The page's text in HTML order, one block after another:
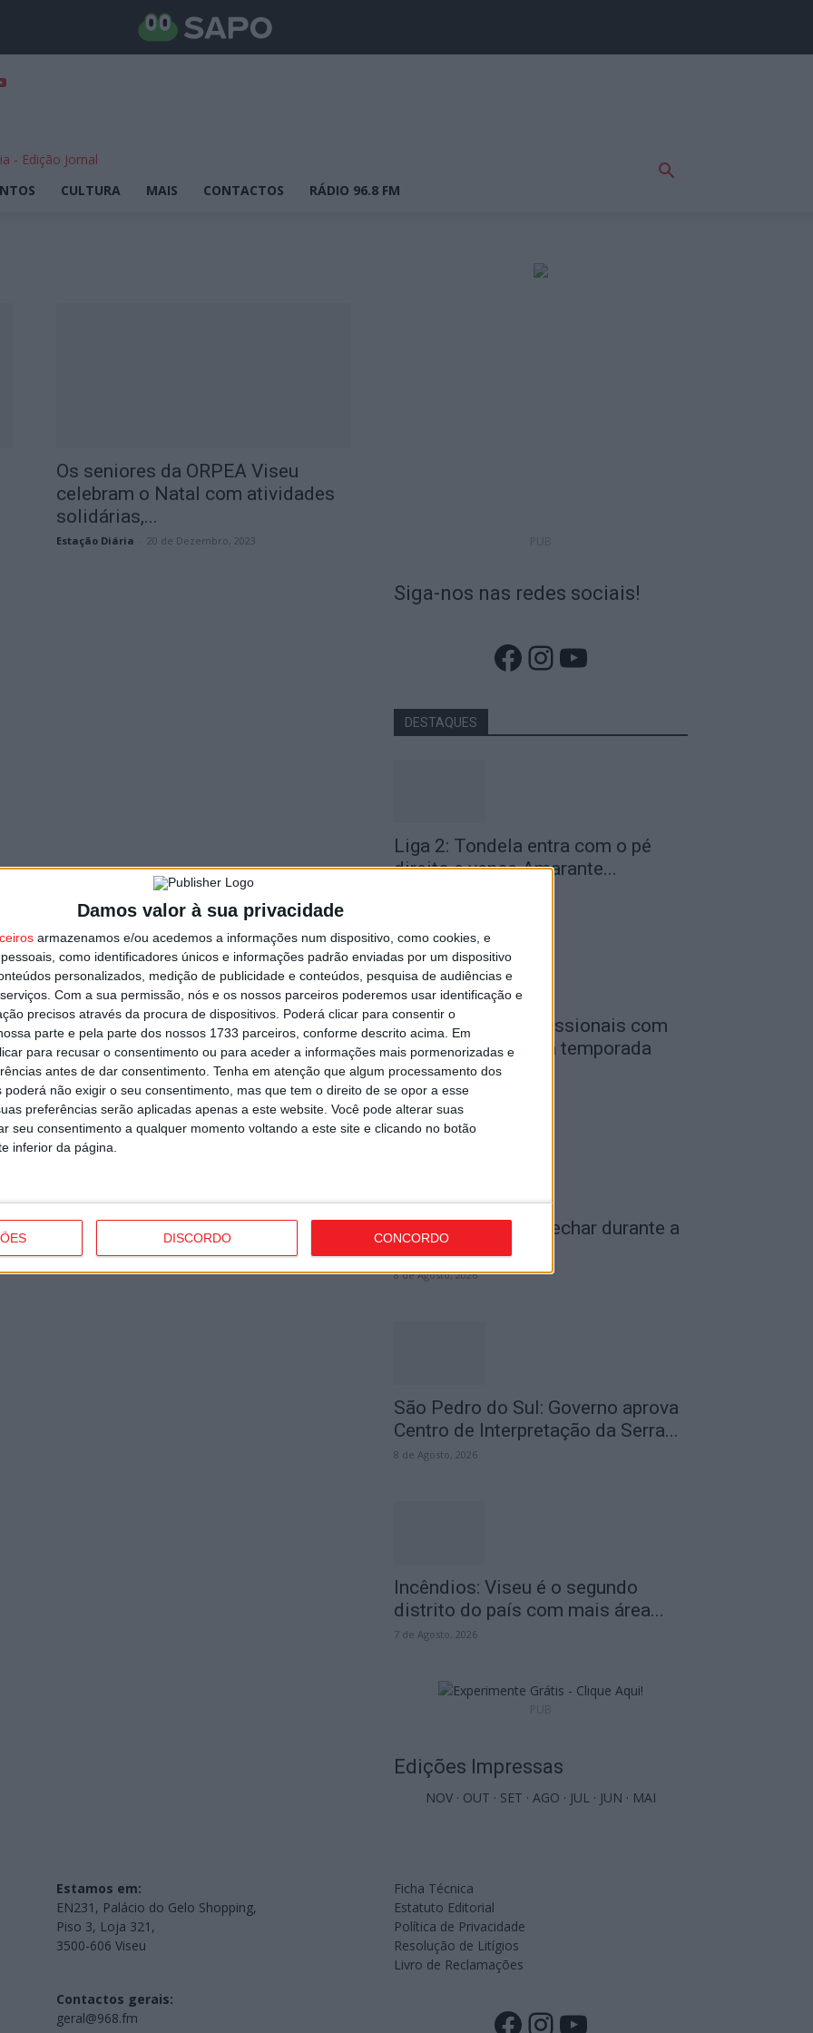
Damos valor à sua privacidade
armazenamos e/ou acedemos a informações num dispositivo, como cookies, e
como identificadores únicos e informações padrão enviadas por um dispositivo
personalizados, medição de publicidade e conteúdos, pesquisa de audiências e
Com a sua permissão, nós e os nossos parceiros poderemos usar identificação e
precisos através da procura de dispositivos. Poderá clicar para consentir o
parte e pela parte dos nossos 1733 parceiros, conforme descrito acima. Em
para recusar o consentimento ou para aceder a informações mais pormenorizadas e
antes de dar consentimento. Tenha em atenção que algum processamento dos
poderá não exigir o seu consentimento, mas que tem o direito de se opor a esse
preferências serão aplicadas apenas a este website. Você pode alterar suas
seu consentimento a qualquer momento voltando a este site e clicando no botão
inferior da página.
DISCORDO CONCORDO
CULTURA MAIS CONTACTOS RÁDIO 96.8 FM
Os seniores da ORPEA Viseu
celebram o Natal com atividades
solidárias,...
Estação Diária 20 de Dezembro, 2023
Siga-nos nas redes sociais!
Facebook
Instagram
YouTube
DESTAQUES
Liga 2: Tondela entra com o pé
direito e vence Amarante...
Futebol: Ligas profissionais com
novas regras para a temporada
2026/27
8 de Agosto, 2026
Viseu: IP3 volta a fechar durante a
noite a partir de...
8 de Agosto, 2026
São Pedro do Sul: Governo aprova
Centro de Interpretação da Serra...
8 de Agosto, 2026
Incêndios: Viseu é o segundo
distrito do país com mais área...
7 de Agosto, 2026
Edições Impressas
NOV · OUT · SET · AGO · JUL · JUN · MAI
Estamos em:
EN231, Palácio do Gelo Shopping,
Piso 3, Loja 321,
3500-606 Viseu
Contactos gerais:
geral@968.fm
Ficha Técnica
Estatuto Editorial
Política de Privacidade
Resolução de Litígios
Livro de Reclamações
Facebook
Instagram
YouTube